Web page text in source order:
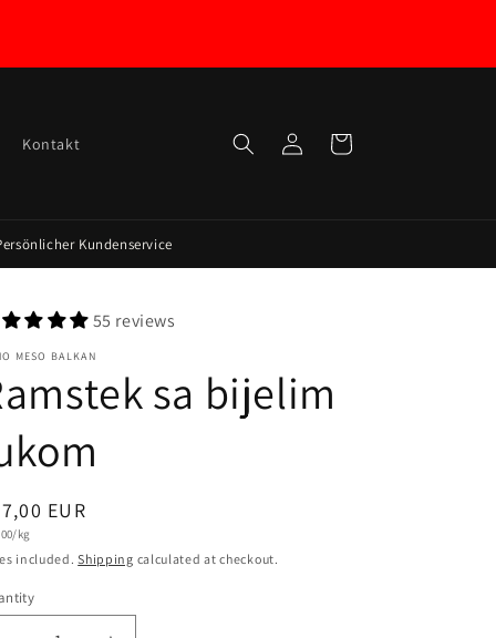
Kontakt
in
Cart
Kundenservice
55 reviews
MESO BALKAN
sa bijelim
EUR
kg
included.Shipping calculated at checkout.